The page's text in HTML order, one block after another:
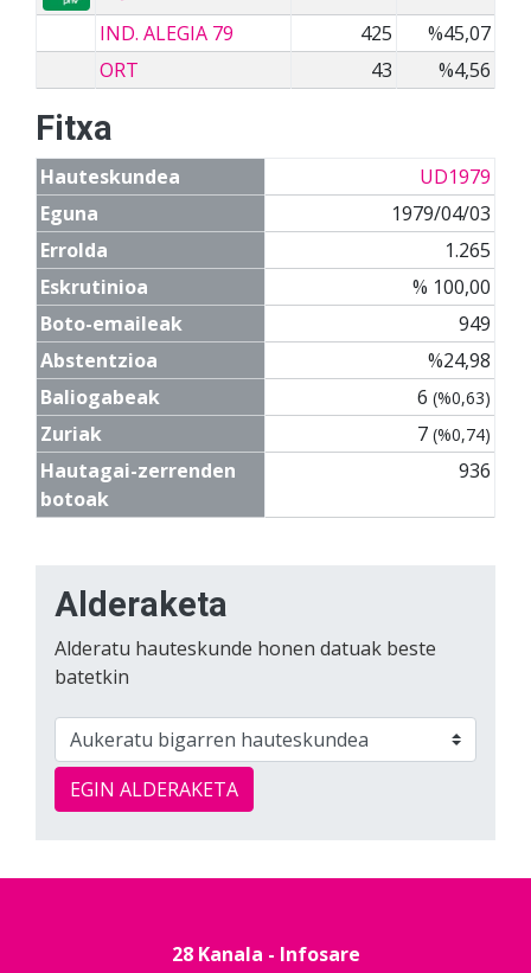
IND. ALEGIA 79
425
%45,07
ORT
43 %4,56
Fitxa
Hauteskundea
UD1979
Eguna
1979/04/03
Errolda
1.265
Eskrutinioa
% 100,00
Boto-emaileak
949
Abstentzioa
%24,98
Baliogabeak
6 (%0,63)
Zuriak 7 (%0,74)
Hautagai-zerrenden
botoak
936
Alderaketa
Alderatu hauteskunde honen datuak beste
batetkin
EGIN ALDERAKETA
28 Kanala - Infosare